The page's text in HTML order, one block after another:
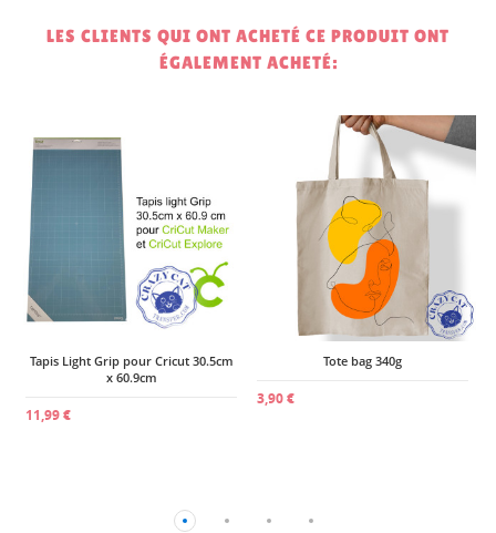
LES CLIENTS QUI ONT ACHETÉ CE PRODUIT ONT
ÉGALEMENT ACHETÉ:
Tapis Light Grip pour Cricut 30.5cm
x 60.9cm
11,99 €
Tote bag 340g
3,90 €